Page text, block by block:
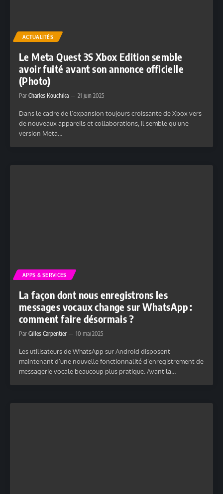
ACTUALITÉS
Le Meta Quest 3S Xbox Edition semble
avoir fuité avant son annonce officielle
(Photo)
Par Charles Kouchika 21 juin 2025
Dans le cadre de l’expansion toujours croissante de Xbox vers
de nouveaux appareils et collaborations, il semble qu’une
version Meta…
APPS & SERVICES
La façon dont nous enregistrons les
messages vocaux change sur WhatsApp :
comment faire désormais ?
Par Gilles Carpentier 10 mai 2025
Les utilisateurs de WhatsApp sur Android disposent
maintenant d’une nouvelle fonctionnalité d’enregistrement de
messagerie vocale beaucoup plus pratique. Avant la…